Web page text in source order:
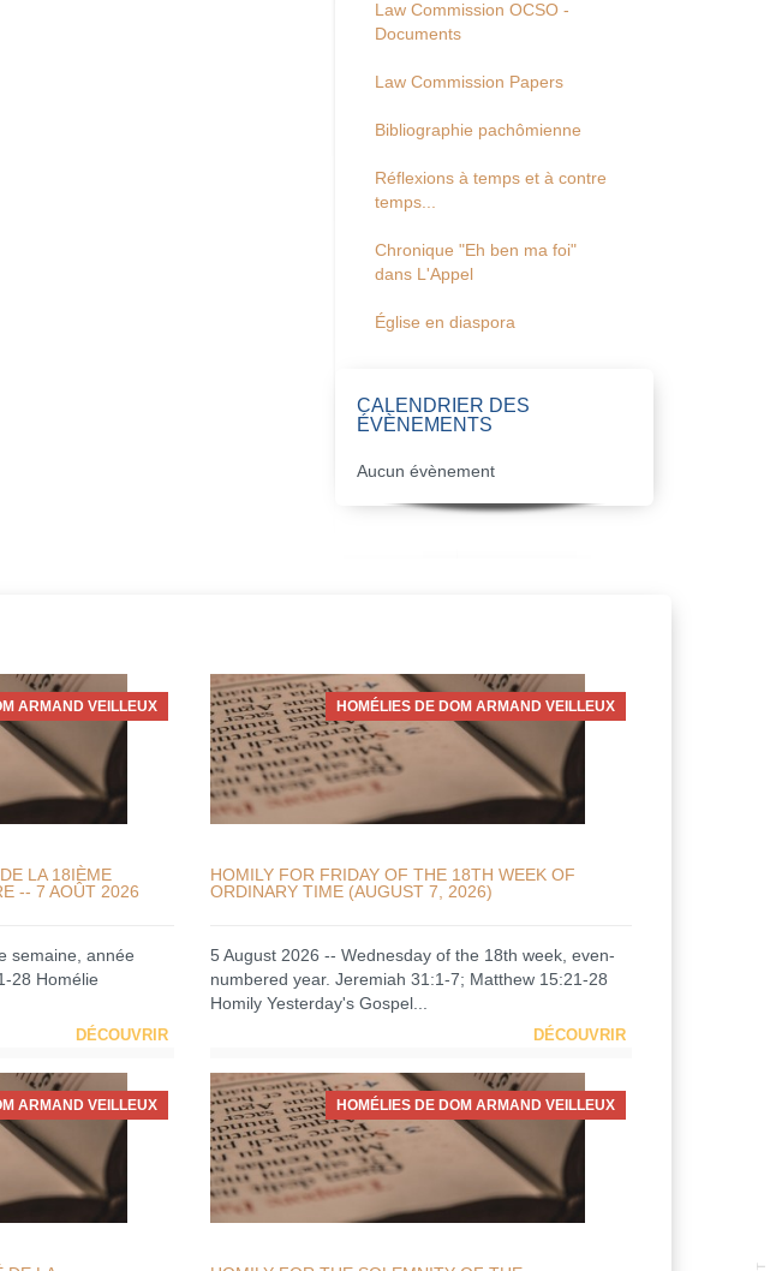
Law Commission OCSO -
Documents
Law Commission Papers
Bibliographie pachômienne
Réflexions à temps et à contre
temps...
Chronique "Eh ben ma foi"
dans L'Appel
Église en diaspora
CALENDRIER DES
ÉVÈNEMENTS
Aucun évènement
ARMAND VEILLEUX
LA 18IÈME
-- 7 AOÛT 2026
semaine, année
28 Homélie
DÉCOUVRIR
HOMÉLIES DE DOM ARMAND VEILLEUX
HOMILY FOR FRIDAY OF THE 18TH WEEK OF
ORDINARY TIME (AUGUST 7, 2026)
5 August 2026 -- Wednesday of the 18th week, even-
numbered year. Jeremiah 31:1-7; Matthew 15:21-28
Homily Yesterday's Gospel...
DÉCOUVRIR
ARMAND VEILLEUX HOMÉLIES DE DOM ARMAND VEILLEUX